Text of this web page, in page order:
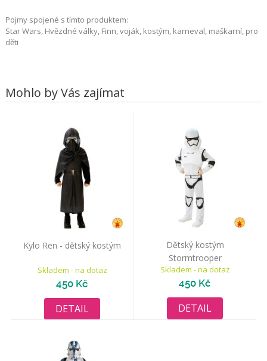
Pojmy spojené s tímto produktem:
Star Wars, Hvězdné války, Finn, voják, kostým, karneval, maškarní, pro
děti
Mohlo by Vás zajímat
Kylo Ren - dětský kostým
Skladem - na dotaz
450 Kč
DETAIL
Dětský kostým
Stormtrooper
Skladem - na dotaz
450 Kč
DETAIL